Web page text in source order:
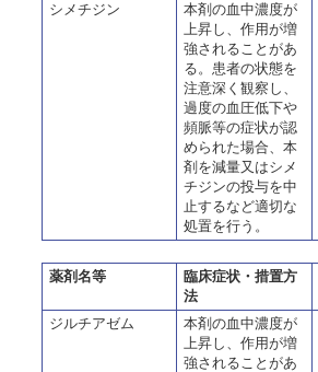
シメチジン
本剤の血中濃度が
上昇し、作用が増
強されることがあ
る。患者の状態を
注意深く観察し、
過度の血圧低下や
頻脈等の症状が認
められた場合、本
剤を減量又はシメ
チジンの投与を中
止するなど適切な
処置を行う。
薬剤名等
臨床症状・措置方
法
ジルチアゼム
本剤の血中濃度が
上昇し、作用が増
強されることがあ